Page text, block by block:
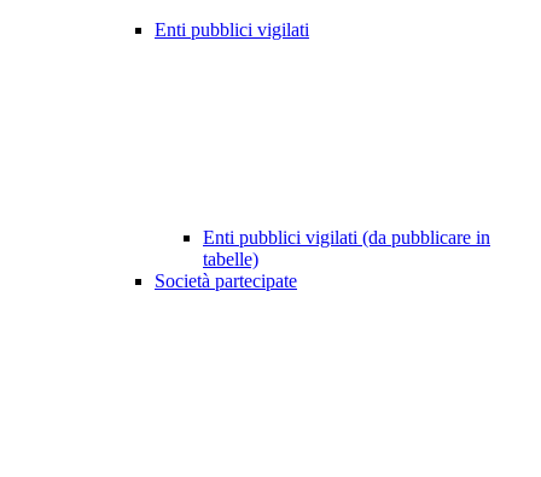
Enti pubblici vigilati
Enti pubblici vigilati (da pubblicare in
tabelle)
Società partecipate